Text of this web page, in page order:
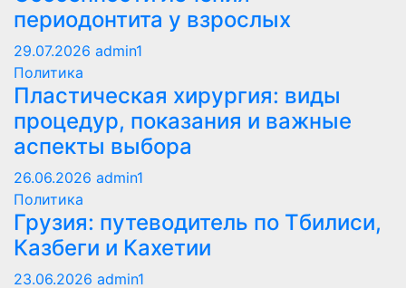
периодонтита у взрослых
29.07.2026 admin1
Политика
Пластическая хирургия: виды
процедур, показания и важные
аспекты выбора
26.06.2026 admin1
Политика
Грузия: путеводитель по Тбилиси,
Казбеги и Кахетии
23.06.2026 admin1